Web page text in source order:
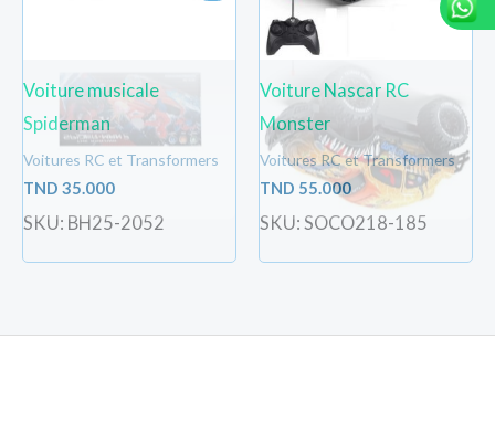
Voiture musicale
Spiderman
Voitures RC et Transformers
TND 35.000
SKU: BH25-2052
Voiture Nascar RC
Monster
Voitures RC et Transformers
TND 55.000
SKU: SOCO218-185